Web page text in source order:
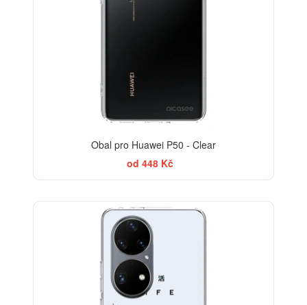
Obal pro Huawei P50 - Clear
od 448 Kč